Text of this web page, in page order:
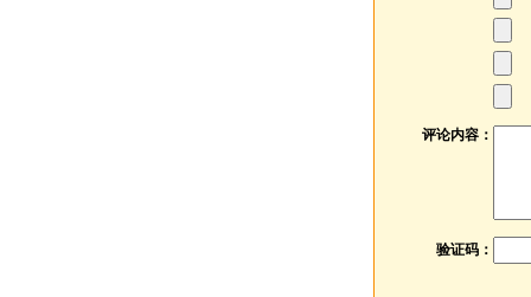
评论内容：
验证码：